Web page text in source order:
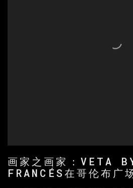
画家之画家：VETA
FRANCÉS在哥伦布广